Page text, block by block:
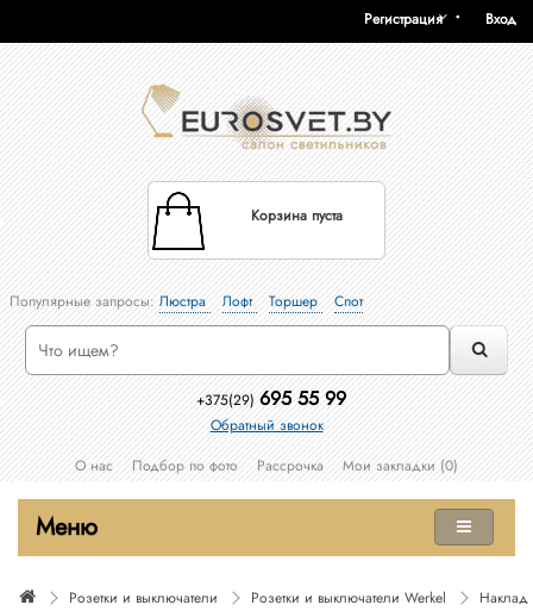
Вход
Регистрация
Корзина пуста
Популярные запросы:Люстра Лофт Торшер Спот
+375(29) 695 55 99
Обратный звонок
О нас
Подбор по фото Рассрочка Мои закладки (0)
Меню
Розетки и выключатели Розетки и выключатели Werkel